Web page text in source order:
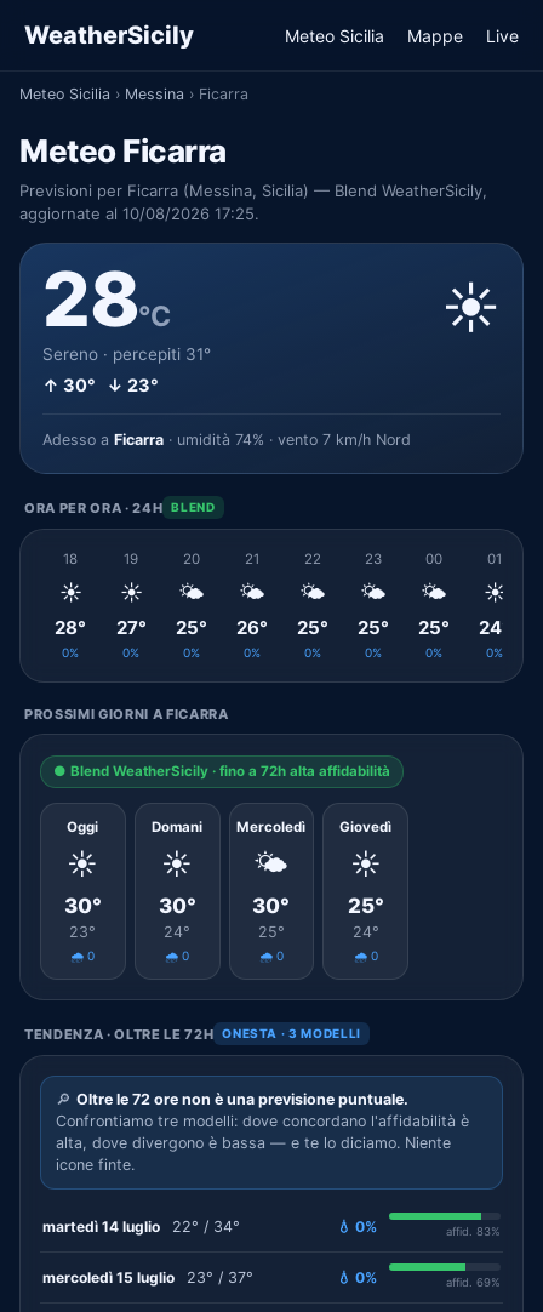
WeatherSicily Meteo Sicilia Mappe Live
Meteo Sicilia › Messina › Ficarra
Meteo Ficarra
Previsioni per Ficarra (Messina, Sicilia) — Blend WeatherSicily,
aggiornate al 10/08/2026 17:25.
28°C
Sereno · percepiti 31°
↑ 30° ↓ 23°
☀️
Adesso a Ficarra · umidità 74% · vento 7 km/h Nord
ORA PER ORA · 24H BLEND
18
☀️
28°
0%
19
☀️
27°
0%
20
🌤️
25°
0%
21
🌤️
26°
0%
22
🌤️
25°
0%
23
🌤️
25°
0%
00
🌤️
25°
0%
01
☀️
24°
0%
PROSSIMI GIORNI A FICARRA
● Blend WeatherSicily · fino a 72h alta affidabilità
Oggi
☀️
30°
23°
🌧️ 0
Domani
☀️
30°
24°
🌧️ 0
Mercoledì
🌤️
30°
25°
🌧️ 0
Giovedì
☀️
25°
24°
🌧️ 0
TENDENZA · OLTRE LE 72H ONESTA · 3 MODELLI
🔎 Oltre le 72 ore non è una previsione puntuale.
Confrontiamo tre modelli: dove concordano l'affidabilità è
alta, dove divergono è bassa — e te lo diciamo. Niente
icone finte.
martedì 14 luglio 22° / 34° 💧 0% affid. 83%
mercoledì 15 luglio 23° / 37° 💧 0% affid. 69%